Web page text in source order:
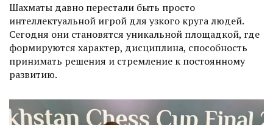
Шахматы давно перестали быть просто
интеллектуальной игрой для узкого круга людей.
Сегодня они становятся уникальной площадкой, где
формируются характер, дисциплина, способность
принимать решения и стремление к постоянному
развитию.